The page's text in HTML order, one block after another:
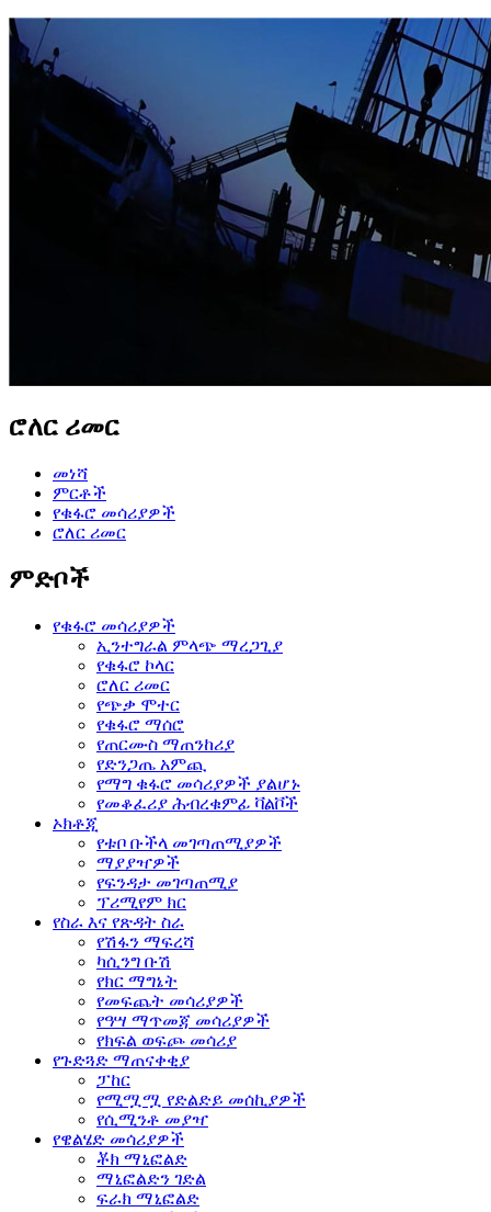
ሮለር ሪመር
መነሻ
ምርቶች
የቁፋሮ መሳሪያዎች
ሮለር ሪመር
ምድቦች
የቁፋሮ መሳሪያዎች
ኢንተግራል ምላጭ ማረጋጊያ
የቁፋሮ ኮላር
ሮለር ሪመር
የጭቃ ሞተር
የቁፋሮ ማሰሮ
የጠርሙስ ማጠንከሪያ
የድንጋጤ አምጪ
የማግ ቁፋሮ መሳሪያዎች ያልሆኑ
የመቆፈሪያ ሕብረቁምፊ ቫልቮች
ኦክቶጂ
የቱቦ ቡችላ መገጣጠሚያዎች
ማያያዣዎች
የፍንዳታ መገጣጠሚያ
ፕሪሚየም ክር
የስራ እና የጽዳት ስራ
የሽፋን ማፍረሻ
ካሲንግ ቡሽ
የክር ማግኔት
የመፍጨት መሳሪያዎች
የዓሣ ማጥመጃ መሳሪያዎች
የክፍል ወፍጮ መሳሪያ
የጉድጓድ ማጠናቀቂያ
ፓከር
የሚሟሟ የድልድይ መሰኪያዎች
የሲሚንቶ መያዣ
የዌልሄድ መሳሪያዎች
ቾክ ማኒፎልድ
ማኒፎልድን ገድል
ፍራክ ማኒፎልድ